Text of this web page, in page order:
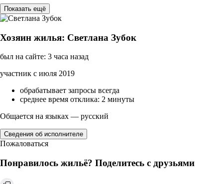
Показать ещё
Хозяин жилья: Светлана Зубок
был на сайте: 3 часа назад
участник с июля 2019
обрабатывает запросы всегда
среднее время отклика: 2 минуты
Общается на языках — русский
Сведения об исполнителе
Пожаловаться
Понравилось жильё? Поделитесь с друзьями